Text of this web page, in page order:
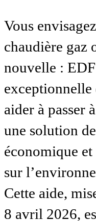
Vous
chaudière gaz
nouvelle :
aider à passer
une solution
économique
sur
Cette aide,
8 avril 2026,